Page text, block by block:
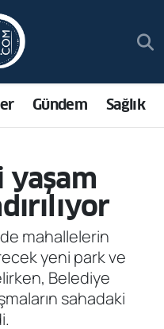
Gündem Sağlık
yaşam
mahallelerin
yeni park ve
Belediye
sahadaki
Fikstür